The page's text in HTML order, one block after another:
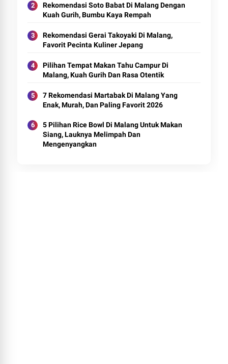
Rekomendasi Soto Babat Di Malang Dengan
Kuah Gurih, Bumbu Kaya Rempah
Rekomendasi Gerai Takoyaki Di Malang,
Favorit Pecinta Kuliner Jepang
Pilihan Tempat Makan Tahu Campur Di
Malang, Kuah Gurih Dan Rasa Otentik
7 Rekomendasi Martabak Di Malang Yang
Enak, Murah, Dan Paling Favorit 2026
5 Pilihan Rice Bowl Di Malang Untuk Makan
Siang, Lauknya Melimpah Dan
Mengenyangkan